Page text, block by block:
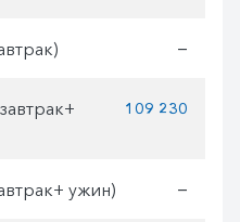
—
109 230
ужин) —